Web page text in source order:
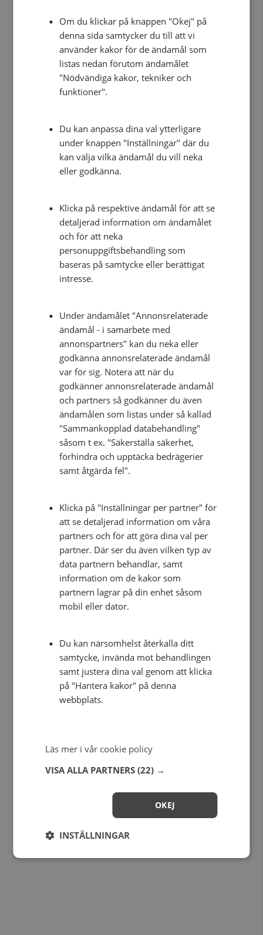
19 MAJ KL. 20:52
KVINNA SKADAD EFTER SKOTTLOSSNING I
ROSENGARD, MALMÖ
Duis sit amet dapibus nisi, et pretium felis. Phasellus
viverra vehicula enim, vitae feugiat lorem aliquam
Class aptent taciti sociosqu ad litora torquent per
conubia nostra, per inceptos himenaeos.
Pellentesque habitant morbi tristique senectus et
netus et malesuada fames ac turpis egestas. Donec
dolor at tristique. Proin molestie risus nec tristique
sollicitudin. Etiam sagittis magna eu ipsum cursus
Duis sit amet dapibus nisi, et pretium felis. Phasellus
viverra vehicula enim, vitae feugiat lorem aliquam
Class aptent taciti sociosqu ad litora torquent per
conubia nostra, per inceptos himenaeos.
Pellentesque habitant morbi tristique senectus et
netus et malesuada fames ac turpis egestas. Donec
tempus hendrerit placerat. Proin egestas rhoncus
dolor at tristique. Proin molestie risus nec tristique
sollicitudin. Etiam sagittis magna eu ipsum cursus
Om du klickar på knappen "Okej" på
denna sida samtycker du till att vi
använder kakor för de ändamål som
listas nedan förutom ändamålet
"Nödvändiga kakor, tekniker och
funktioner".
Du kan anpassa dina val ytterligare
under knappen "Inställningar" där du
kan välja vilka ändamål du vill neka
eller godkänna.
Klicka på respektive ändamål för att se
detaljerad information om ändamålet
och för att neka
personuppgiftsbehandling som
baseras på samtycke eller berättigat
intresse.
Under ändamålet "Annonsrelaterade
ändamål - i samarbete med
annonspartners" kan du neka eller
godkänna annonsrelaterade ändamål
var för sig. Notera att när du
godkänner annonsrelaterade ändamål
och partners så godkänner du även
ändamålen som listas under så kallad
"Sammankopplad databehandling"
såsom t ex. "Säkerställa säkerhet,
förhindra och upptäcka bedrägerier
samt åtgärda fel".
Klicka på "Inställningar per partner" för
att se detaljerad information om våra
partners och för att göra dina val per
partner. Där ser du även vilken typ av
data partnern behandlar, samt
information om de kakor som
partnern lagrar på din enhet såsom
mobil eller dator.
Du kan närsomhelst återkalla ditt
samtycke, invända mot behandlingen
samt justera dina val genom att klicka
på "Hantera kakor" på denna
webbplats.
Läs mer i vår cookie policy
VISA ALLA PARTNERS(22) →
OKEJ
INSTÄLLNINGAR